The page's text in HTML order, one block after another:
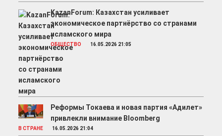
KazanForum: Казахстан усиливает
экономическое партнёрство со странами
исламского мира
ОБЩЕСТВО 16.05.2026 21:05
Реформы Токаева и новая партия «Адилет»
привлекли внимание Bloomberg
В СТРАНЕ 16.05.2026 21:04